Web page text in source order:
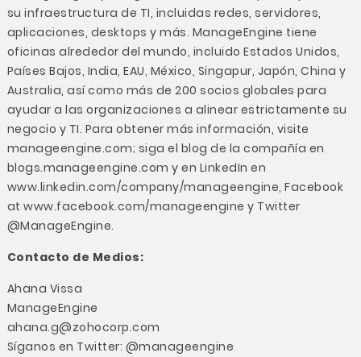
su infraestructura de TI, incluidas redes, servidores,
aplicaciones, desktops y más. ManageEngine tiene
oficinas alrededor del mundo, incluido Estados Unidos,
Países Bajos, India, EAU, México, Singapur, Japón, China y
Australia, así como más de 200 socios globales para
ayudar a las organizaciones a alinear estrictamente su
negocio y TI. Para obtener más información, visite
manageengine.com; siga el blog de la compañía en
blogs.manageengine.com y en LinkedIn en
www.linkedin.com/company/manageengine, Facebook
atwww.facebook.com/manageengine y Twitter
@ManageEngine.
Contacto de Medios:
Ahana Vissa
ManageEngine
ahana.g@zohocorp.com
Síganos en Twitter: @manageengine